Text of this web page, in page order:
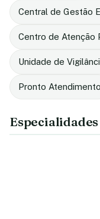
Central de Gestão
Centro de Atenção
Unidade de
Pronto Atendimento